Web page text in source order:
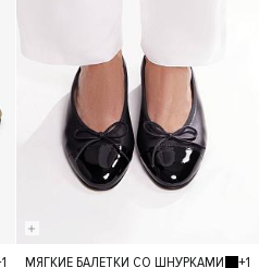
МЯГКИЕ БАЛЕТКИ СО ШНУРКАМИ
+1